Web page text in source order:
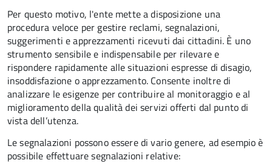
Per questo motivo, l'ente mette a disposizione una
procedura veloce per gestire reclami, segnalazioni,
suggerimenti e apprezzamenti ricevuti dai cittadini. È uno
strumento sensibile e indispensabile per rilevare e
rispondere rapidamente alle situazioni espresse di disagio,
insoddisfazione o apprezzamento. Consente inoltre di
analizzare le esigenze per contribuire al monitoraggio e al
miglioramento della qualità dei servizi offerti dal punto di
vista dell’utenza.
Le segnalazioni possono essere di vario genere, ad esempio è
possibile effettuare segnalazioni relative: